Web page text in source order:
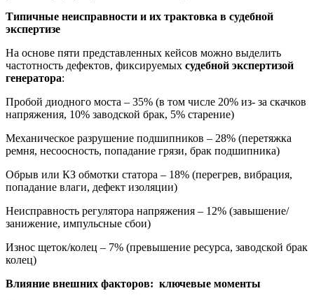
Типичные неисправности и их трактовка в судебной
экспертизе
На основе пяти представленных кейсов можно выделить
частотность дефектов, фиксируемых судебной экспертизой
генератора:
Пробой диодного моста – 35% (в том числе 20% из- за скачков
напряжения, 10% заводской брак, 5% старение)
Механическое разрушение подшипников – 28% (перетяжка
ремня, несоосность, попадание грязи, брак подшипника)
Обрыв или КЗ обмотки статора – 18% (перегрев, вибрация,
попадание влаги, дефект изоляции)
Неисправность регулятора напряжения – 12% (завышение/
занижение, импульсные сбои)
Износ щеток/колец – 7% (превышение ресурса, заводской брак
колец)
Влияние внешних факторов: ключевые моменты